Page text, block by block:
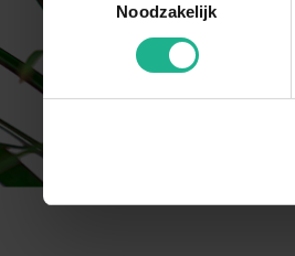
Noodzakelijk